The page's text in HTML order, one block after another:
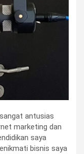
antusias
marketing dan
saya
bisnis saya